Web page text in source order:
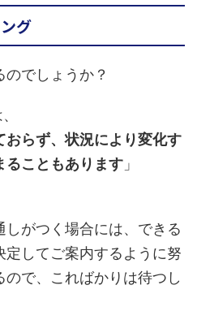
グ
でしょうか？
おらず、状況により変化す
ることもあります 」
しがつく場合には、できる
してご案内するように努
で、こればかりは待つし